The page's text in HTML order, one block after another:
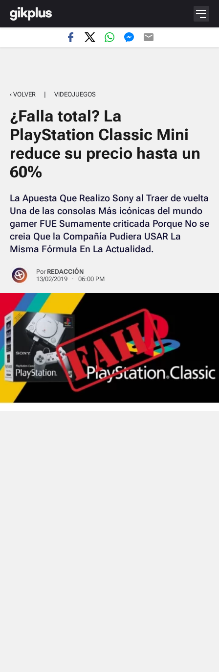
‹ VOLVER | VIDEOJUEGOS
¿Falla total? La
PlayStation Classic Mini
reduce su precio hasta un
60%
La Apuesta Que Realizo Sony al Traer de vuelta
Una de las consolas Más icónicas del mundo
gamer FUE Sumamente criticada Porque No se
creia Que la Compañía Pudiera USAR La
Misma Fórmula En La Actualidad.
Por REDACCIÓN
13/02/2019 · 06:00 PM